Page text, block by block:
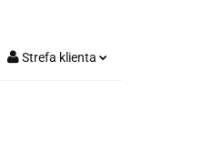
Strefa klienta